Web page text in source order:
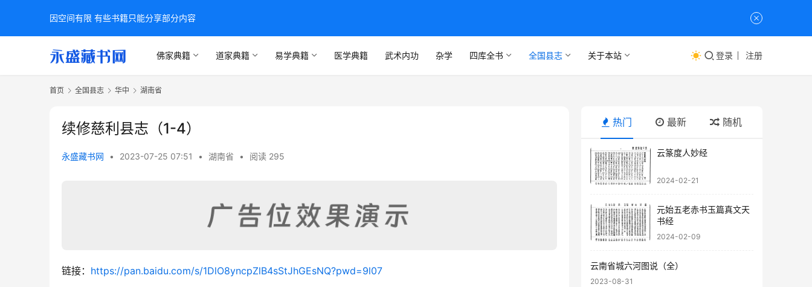
佛家典籍 道家典籍 易学典籍 医学典籍 武术内功 杂学 四库全书 全国县志 关于本站 登录 注册
首页 全国县志 华中 湖南省
续修慈利县志（1-4）
永盛藏书网 • 2023-07-25 07:51 • 湖南省 • 阅读 295
链接： https://pan.baidu.com/s/1DlO8yncpZlB4sStJhGEsNQ?pwd=9l07
热门 最新 随机
云篆度人妙经
2024-02-21
元始五老赤书玉篇真文天
书经
2024-02-09
云南省城六河图说（全）
2023-08-31
因空间有限 有些书籍只能分享部分内容